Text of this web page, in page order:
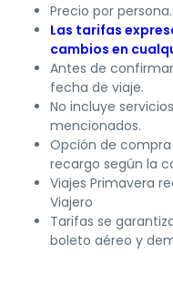
Precio por persona.
Las tarifas
cambios en
Antes de
fecha de viaje.
No incluye
mencionados.
Opción de
recargo según la
Viajes Primavera
Viajero
Tarifas se
boleto aéreo y